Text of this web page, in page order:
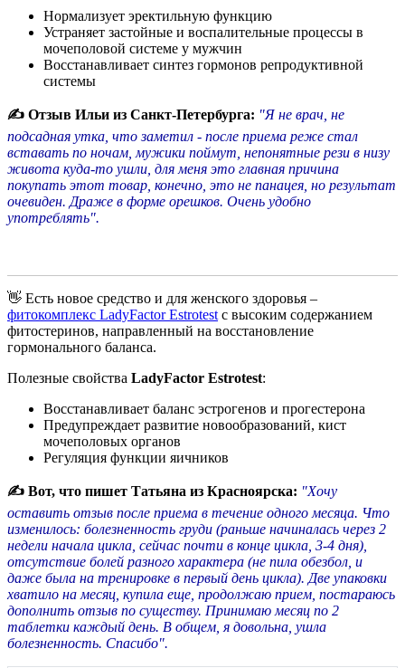
Нормализует эректильную функцию
Устраняет застойные и воспалительные процессы в
мочеполовой системе у мужчин
Восстанавливает синтез гормонов репродуктивной
системы
✍ Отзыв Ильи из Санкт-Петербурга: "Я не врач, не
подсадная утка, что заметил - после приема реже стал
вставать по ночам, мужики поймут, непонятные рези в низу
живота куда-то ушли, для меня это главная причина
покупать этот товар, конечно, это не панацея, но результат
очевиден. Драже в форме орешков. Очень удобно
употреблять".
👋 Есть новое средство и для женского здоровья –
фитокомплекс LadyFactor Estrotest с высоким содержанием
фитостеринов, направленный на восстановление
гормонального баланса.
Полезные свойства LadyFactor Estrotest:
Восстанавливает баланс эстрогенов и прогестерона
Предупреждает развитие новообразований, кист
мочеполовых органов
Регуляция функции яичников
✍ Вот, что пишет Татьяна из Красноярска: "Хочу
оставить отзыв после приема в течение одного месяца. Что
изменилось: болезненность груди (раньше начиналась через 2
недели начала цикла, сейчас почти в конце цикла, 3-4 дня),
отсутствие болей разного характера (не пила обезбол, и
даже была на тренировке в первый день цикла). Две упаковки
хватило на месяц, купила еще, продолжаю прием, постараюсь
дополнить отзыв по существу. Принимаю месяц по 2
таблетки каждый день. В общем, я довольна, ушла
болезненность. Спасибо".